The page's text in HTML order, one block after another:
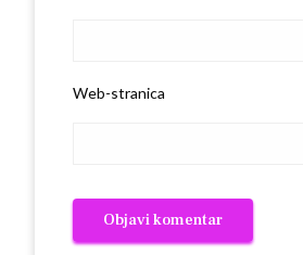
Web-stranica